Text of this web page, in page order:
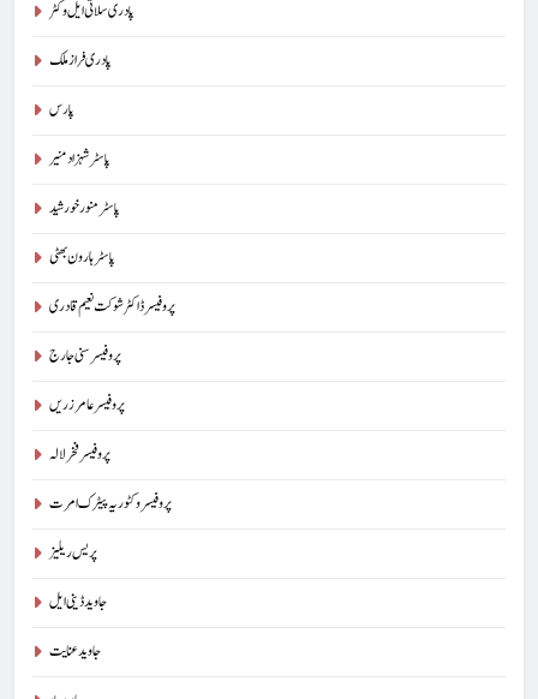
پادری سلاتی ایل وکٹر
پادری فراز ملک
پارس
پاسٹر شہزاد منیر
پاسٹر منور خورشید
پاسٹر ہارون بھٹی
پروفیسر ڈاکٹر شوکت نعیم قادری
پروفیسر سنی جارج
پروفیسر عامر زریں
پروفیسر فخر لالہ
پروفیسر وکٹوریہ پیٹرک امرت
پریس ریلیز
جاوید ڈینی ایل
جاوید عنایت